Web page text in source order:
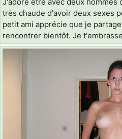
très chaude d'avoir deux sexes
petit ami apprécie que je
rencontrer bientôt. Je